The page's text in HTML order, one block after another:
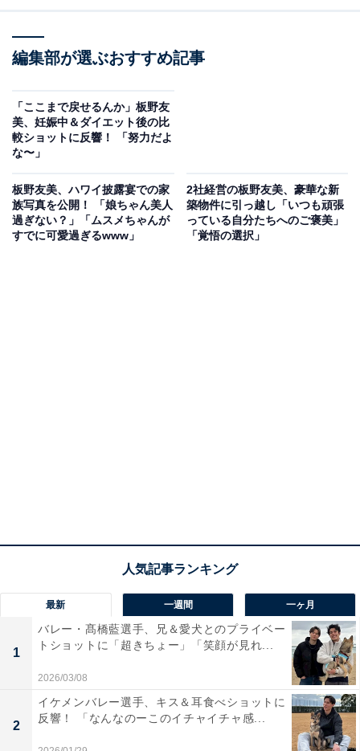
編集部が選ぶおすすめ記事
「ここまで戻せるんか」板野友
美、妊娠中＆ダイエット後の比
較ショットに反響！ 「努力だよ
な〜」
板野友美、ハワイ披露宴での家
族写真を公開！ 「娘ちゃん美人
過ぎない？」「ムスメちゃんが
すでに可愛過ぎるwww」
2社経営の板野友美、豪華な新
築物件に引っ越し「いつも頑張
っている自分たちへのご褒美」
「覚悟の選択」
最新 一週間 一ヶ月
1
バレー・髙橋藍選手、兄＆愛犬とのプライベー
トショットに「超きちょー」「笑顔が見れ...
2026/03/08
2
イケメンバレー選手、キス＆耳食べショットに
反響！ 「なんなのーこのイチャイチャ感...